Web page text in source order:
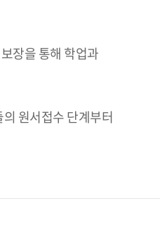
장을 통해 학업과
원서접수 단계부터